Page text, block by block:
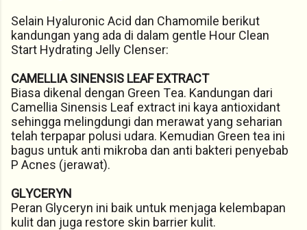
Selain Hyaluronic Acid dan Chamomile berikut
kandungan yang ada di dalam gentle Hour Clean
Start Hydrating Jelly Clenser:
CAMELLIA SINENSIS LEAF EXTRACT
Biasa dikenal dengan Green Tea. Kandungan dari
Camellia Sinensis Leaf extract ini kaya antioxidant
sehingga melingdungi dan merawat yang seharian
telah terpapar polusi udara. Kemudian Green tea ini
bagus untuk anti mikroba dan anti bakteri penyebab
P Acnes (jerawat).
GLYCERYN
Peran Glyceryn ini baik untuk menjaga kelembapan
kulit dan juga restore skin barrier kulit.